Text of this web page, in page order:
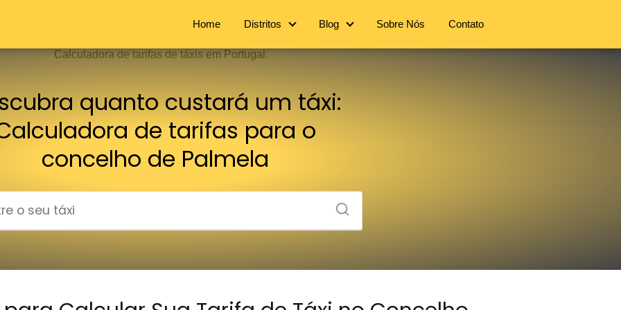
Home Distritos Blog Sobre Nós Contato
quanto custará um táxi:
de tarifas para o
concelho de Palmela